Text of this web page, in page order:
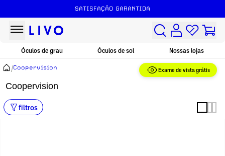
SATISFAÇÃO GARANTIDA
Exame de vista grátis
Óculos de grau Óculos de sol Nossas lojas
Coopervision
/Coopervision
filtros